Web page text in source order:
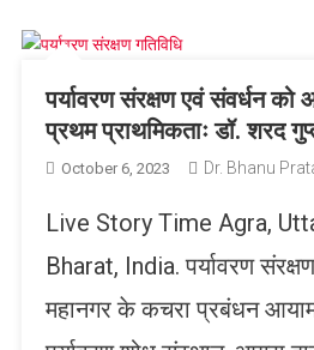
पर्यावरण संरक्षण एवं संवर्धन
प्रथम प्राथमिकताः डॉ. शरद
October 6, 2023 Dr. Bhanu
Live Story Time Agra,
Bharat, India. पर्यावरण
महानगर के कचरा प्रबंधन